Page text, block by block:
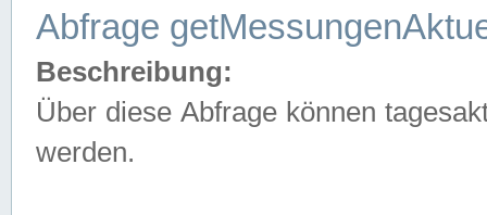
Abfrage
Beschreibung:
Über diese Abfrage können
werden.